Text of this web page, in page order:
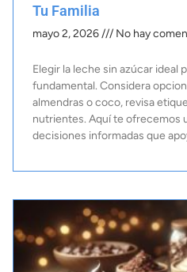
Tu Familia
mayo 2, 2026 No hay
Elegir la leche sin azúcar ideal
fundamental. Considera
almendras o coco, revisa
nutrientes. Aquí te ofrecemos
decisiones informadas que